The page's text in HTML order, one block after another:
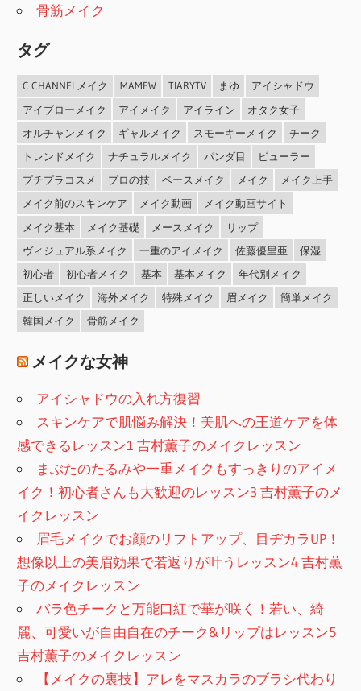
骨筋メイク
タグ
C CHANNELメイク MAMEW TIARYTV まゆ
アイシャドウ
アイブローメイク
アイメイク アイライン
オタク女子
オルチャンメイク
ギャルメイク スモーキーメイク
チーク
トレンドメイク
ナチュラルメイク パンダ目
ビューラー
プチプラコスメ
プロの技 ベースメイク メイク
メイク上手
メイク前のスキンケア
メイク動画
メイク動画サイト
メイク基本
メイク基礎 メースメイク
リップ
ヴィジュアル系メイク
一重のアイメイク 佐藤優里亜
保湿
初心者
初心者メイク 基本 基本メイク
年代別メイク
正しいメイク
海外メイク 特殊メイク 眉メイク
簡単メイク
韓国メイク
骨筋メイク
メイクな女神
アイシャドウの入れ方復習
スキンケアで肌悩み解決！美肌への王道ケアを体
感できるレッスン1 吉村薫子のメイクレッスン
まぶたのたるみや一重メイクもすっきりのアイメ
イク！初心者さんも大歓迎のレッスン3 吉村薫子のメ
イクレッスン
眉毛メイクでお顔のリフトアップ、目ヂカラUP！
想像以上の美眉効果で若返りが叶うレッスン4 吉村薫
子のメイクレッスン
バラ色チークと万能口紅で華が咲く！若い、綺
麗、可愛いが自由自在のチーク&リップはレッスン5
吉村薫子のメイクレッスン
【メイクの裏技】アレをマスカラのブラシ代わり